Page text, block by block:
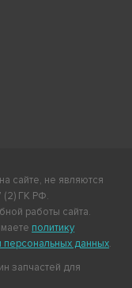
сайте, не являются
(2) ГК РФ.
работы сайта.
политику
персональных данных.
запчастей для